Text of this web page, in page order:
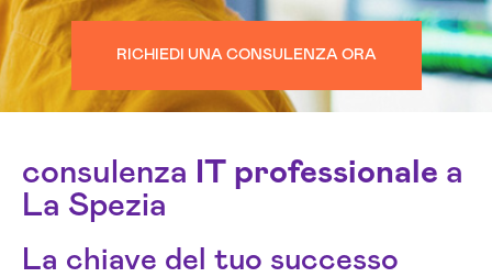
RICHIEDI UNA CONSULENZA ORA
consulenza IT professionale a
La Spezia
La chiave del tuo successo